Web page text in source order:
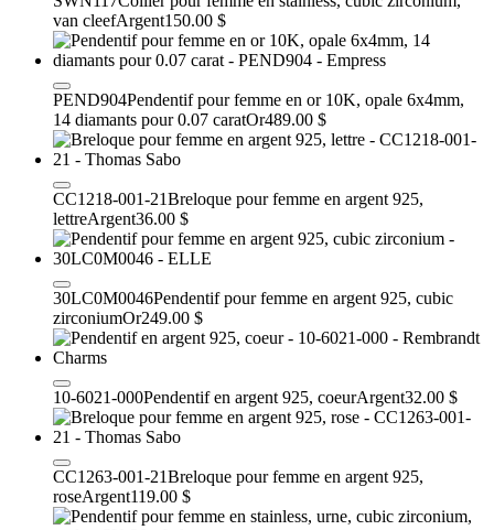
van cleefArgent150.00 $
PEND904Pendentif pour femme en or 10K, opale 6x4mm,
14 diamants pour 0.07 caratOr489.00 $
CC1218-001-21Breloque pour femme en argent 925,
lettreArgent36.00 $
30LC0M0046Pendentif pour femme en argent 925, cubic
zirconiumOr249.00 $
10-6021-000Pendentif en argent 925, coeurArgent32.00 $
CC1263-001-21Breloque pour femme en argent 925,
roseArgent119.00 $